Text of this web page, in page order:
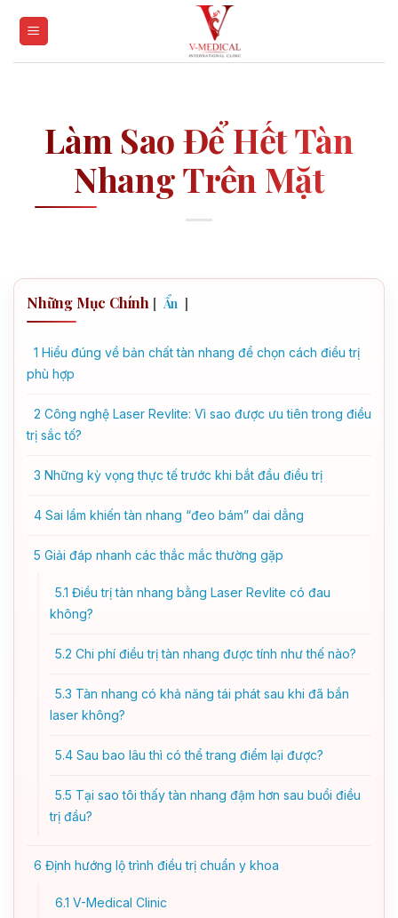
Làm Sao Để Hết Tàn
Nhang Trên Mặt
Những Mục Chính [ Ẩn ]
1 Hiểu đúng về bản chất tàn nhang để chọn cách điều trị
phù hợp
2 Công nghệ Laser Revlite: Vì sao được ưu tiên trong điều
trị sắc tố?
3 Những kỳ vọng thực tế trước khi bắt đầu điều trị
4 Sai lầm khiến tàn nhang “đeo bám” dai dẳng
5 Giải đáp nhanh các thắc mắc thường gặp
5.1 Điều trị tàn nhang bằng Laser Revlite có đau
không?
5.2 Chi phí điều trị tàn nhang được tính như thế nào?
5.3 Tàn nhang có khả năng tái phát sau khi đã bắn
laser không?
5.4 Sau bao lâu thì có thể trang điểm lại được?
5.5 Tại sao tôi thấy tàn nhang đậm hơn sau buổi điều
trị đầu?
6 Định hướng lộ trình điều trị chuẩn y khoa
6.1 V-Medical Clinic